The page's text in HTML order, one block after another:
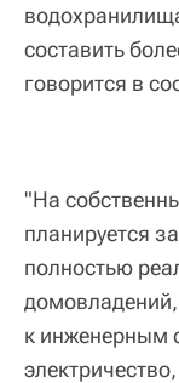
составить
говорится в
"На
планируется
полностью
к инженерным